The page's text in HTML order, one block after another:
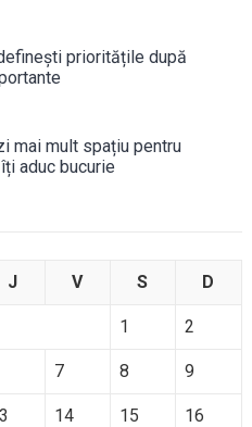
prioritățile după
mai mult spațiu pentru
aduc bucurie
J V S D
1 2
7 8 9
14 15 16